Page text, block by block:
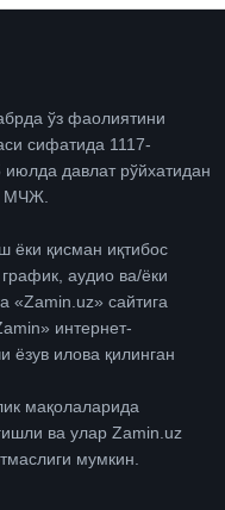
ўз фаолиятини
сифатида 1117-
давлат рўйхатидан
МЧЖ.
ёки қисман иқтибос
аудио ва/ёки
«Zamin.uz» сайтига
интернет-
ёзув илова қилинган
мақолаларида
ва улар Zamin.uz
мумкин.